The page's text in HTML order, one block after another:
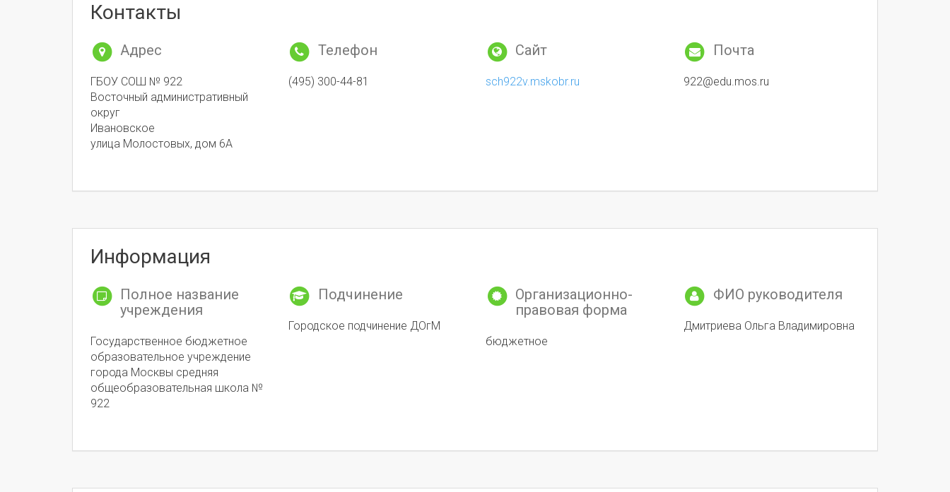
Контакты
Адрес
ГБОУ СОШ № 922
Восточный административный
округ
Ивановское
улица Молостовых, дом 6А
Телефон
(495) 300-44-81
Сайт
sch922v.mskobr.ru
Почта
922@edu.mos.ru
Информация
Полное название
учреждения
Государственное бюджетное
образовательное учреждение
города Москвы средняя
общеобразовательная школа №
922
Подчинение
Городское подчинение ДОгМ
Организационно-
правовая форма
бюджетное
ФИО руководителя
Дмитриева Ольга Владимировна